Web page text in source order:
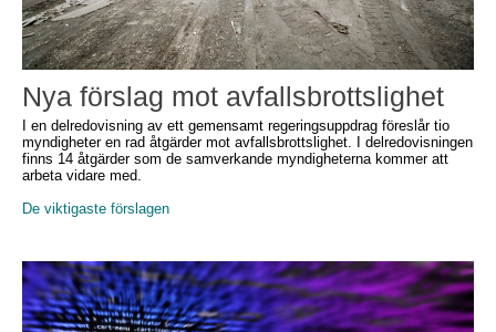
Nya förslag mot avfallsbrottslighet
I en delredovisning av ett gemensamt regeringsuppdrag föreslår tio
myndigheter en rad åtgärder mot avfallsbrottslighet. I delredovisningen
finns 14 åtgärder som de samverkande myndigheterna kommer att
arbeta vidare med.
De viktigaste förslagen